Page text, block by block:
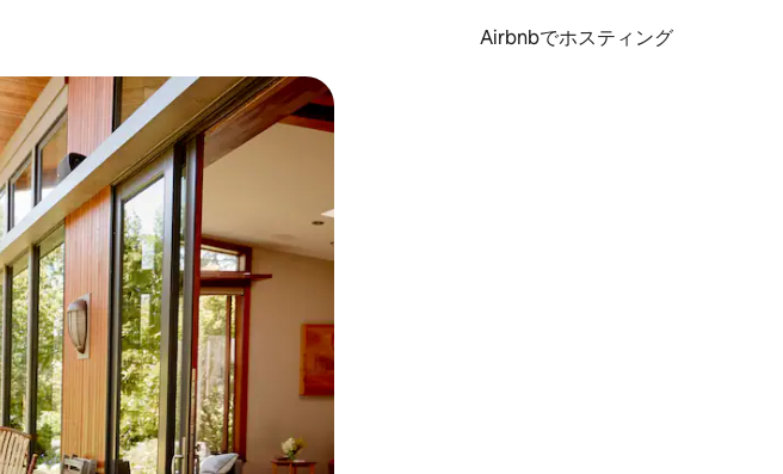
Airbnbでホスティング
して検索結果を確認することができます。